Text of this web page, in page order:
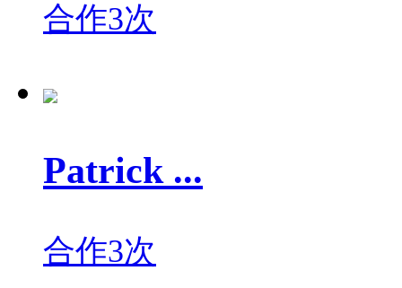
合作3次
Patrick ...
合作3次